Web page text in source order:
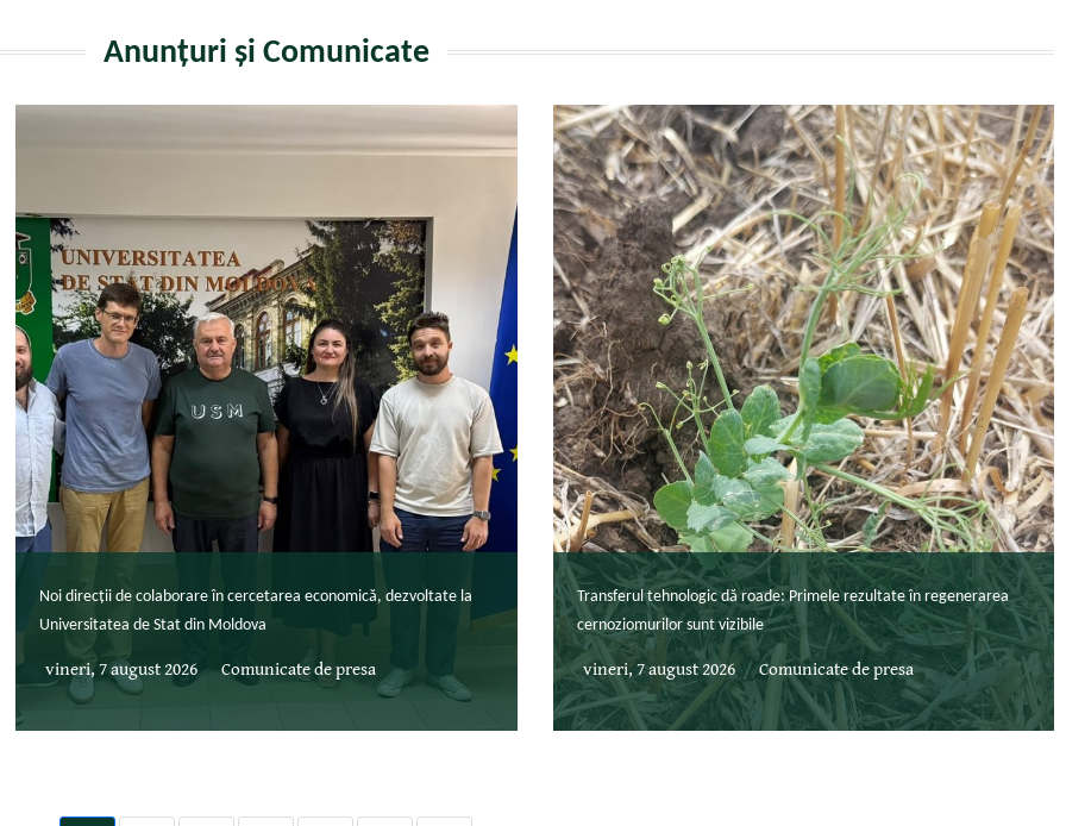
Anunțuri și Comunicate
Noi direcții de colaborare în cercetarea economică, dezvoltate la
Universitatea de Stat din Moldova
vineri, 7 august 2026 Comunicate de presa
Transferul tehnologic dă roade: Primele rezultate în regenerarea
cernoziomurilor sunt vizibile
vineri, 7 august 2026 Comunicate de presa